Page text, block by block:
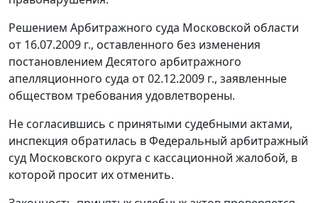
Решением Арбитражного суда Московской области
от 16.07.2009 г., оставленного без изменения
постановлением Десятого арбитражного
апелляционного суда от 02.12.2009 г., заявленные
обществом требования удовлетворены.
Не согласившись с принятыми судебными актами,
инспекция обратилась в Федеральный арбитражный
суд Московского округа с кассационной жалобой, в
которой просит их отменить.